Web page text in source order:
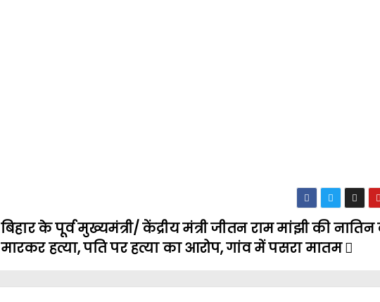
बिहार के पूर्व मुख्यमंत्री/ केंद्रीय मंत्री जीतन राम मांझी की नातिन
मारकर हत्या, पति पर हत्या का आरोप, गांव में पसरा मातम